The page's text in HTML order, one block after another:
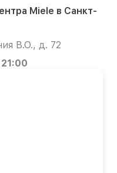
Miele в Санкт-
В.О., д. 72
21:00